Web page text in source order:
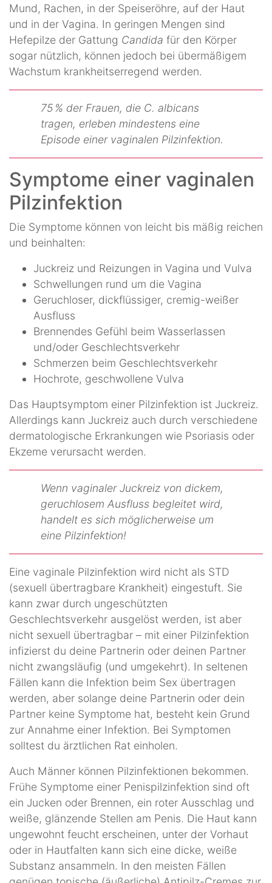
Mund, Rachen, in der Speiseröhre, auf der Haut
und in der Vagina. In geringen Mengen sind
Hefepilze der Gattung Candida für den Körper
sogar nützlich, können jedoch bei übermäßigem
Wachstum krankheitserregend werden.
75 % der Frauen, die C. albicans
tragen, erleben mindestens eine
Episode einer vaginalen Pilzinfektion.
Symptome einer vaginalen
Pilzinfektion
Die Symptome können von leicht bis mäßig reichen
und beinhalten:
Juckreiz und Reizungen in Vagina und Vulva
Schwellungen rund um die Vagina
Geruchloser, dickflüssiger, cremig-weißer
Ausfluss
Brennendes Gefühl beim Wasserlassen
und/oder Geschlechtsverkehr
Schmerzen beim Geschlechtsverkehr
Hochrote, geschwollene Vulva
Das Hauptsymptom einer Pilzinfektion ist Juckreiz.
Allerdings kann Juckreiz auch durch verschiedene
dermatologische Erkrankungen wie Psoriasis oder
Ekzeme verursacht werden.
Wenn vaginaler Juckreiz von dickem,
geruchlosem Ausfluss begleitet wird,
handelt es sich möglicherweise um
eine Pilzinfektion!
Eine vaginale Pilzinfektion wird nicht als STD
(sexuell übertragbare Krankheit) eingestuft. Sie
kann zwar durch ungeschützten
Geschlechtsverkehr ausgelöst werden, ist aber
nicht sexuell übertragbar – mit einer Pilzinfektion
infizierst du deine Partnerin oder deinen Partner
nicht zwangsläufig (und umgekehrt). In seltenen
Fällen kann die Infektion beim Sex übertragen
werden, aber solange deine Partnerin oder dein
Partner keine Symptome hat, besteht kein Grund
zur Annahme einer Infektion. Bei Symptomen
solltest du ärztlichen Rat einholen.
Auch Männer können Pilzinfektionen bekommen.
Frühe Symptome einer Penispilzinfektion sind oft
ein Jucken oder Brennen, ein roter Ausschlag und
weiße, glänzende Stellen am Penis. Die Haut kann
ungewohnt feucht erscheinen, unter der Vorhaut
oder in Hautfalten kann sich eine dicke, weiße
Substanz ansammeln. In den meisten Fällen